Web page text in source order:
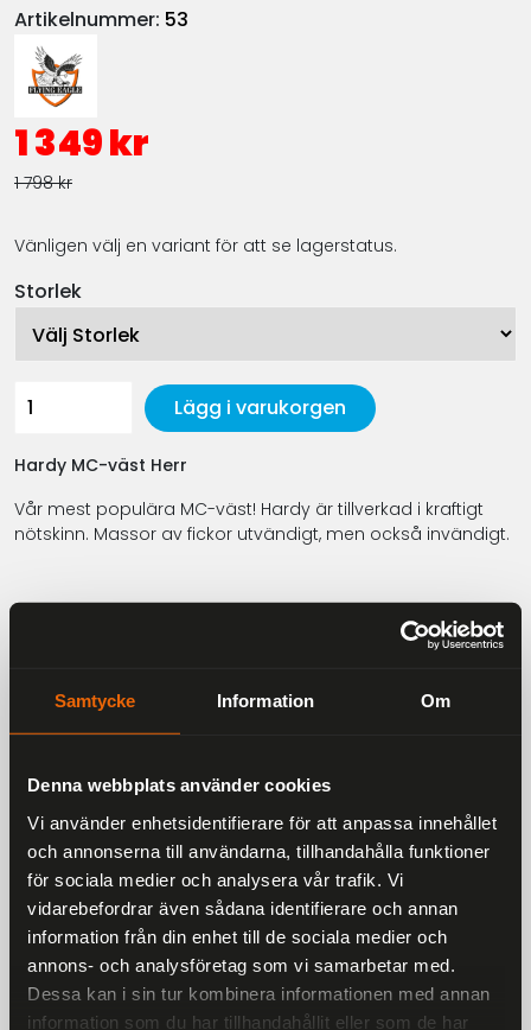
Samtycke Information Om
Denna webbplats använder cookies
Vi använder enhetsidentifierare för att anpassa innehållet
och annonserna till användarna, tillhandahålla funktioner
för sociala medier och analysera vår trafik. Vi
vidarebefordrar även sådana identifierare och annan
information från din enhet till de sociala medier och
annons- och analysföretag som vi samarbetar med.
Dessa kan i sin tur kombinera informationen med annan
information som du har tillhandahållit eller som de har
Artikelnummer: 53
1 349 kr
1 798 kr
Vänligen välj en variant för att se lagerstatus.
Storlek
Lägg i varukorgen
Hardy MC-väst Herr
Vår mest populära MC-väst! Hardy är tillverkad i kraftigt
nötskinn. Massor av fickor utvändigt, men också invändigt.
kan ha västen utanpå jackan.
Herrstorlekar: 46-64.
Damstorlekar: 36-46.
Färg svart.